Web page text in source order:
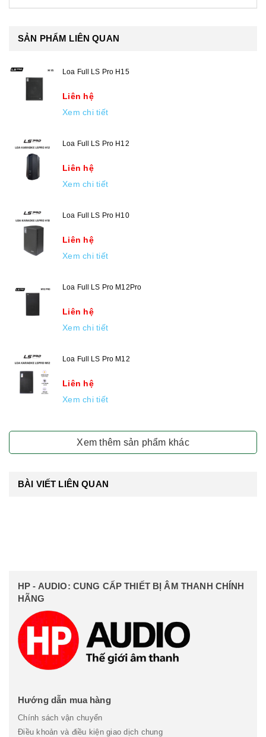
SẢN PHẨM LIÊN QUAN
Loa Full LS Pro H15
Liên hệ
Xem chi tiết
Loa Full LS Pro H12
Liên hệ
Xem chi tiết
Loa Full LS Pro H10
Liên hệ
Xem chi tiết
Loa Full LS Pro M12Pro
Liên hệ
Xem chi tiết
Loa Full LS Pro M12
Liên hệ
Xem chi tiết
Xem thêm sản phẩm khác
BÀI VIẾT LIÊN QUAN
HP - AUDIO: CUNG CẤP THIẾT BỊ ÂM THANH CHÍNH
HÃNG
Hướng dẫn mua hàng
Chính sách vận chuyển
Điều khoản và điều kiện giao dịch chung